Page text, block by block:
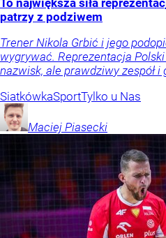
To największa siła
patrzy z podziwem
Trener Nikola Grbić i jego
wygrywać. Reprezentacja
nazwisk, ale prawdziwy zespół i
SiatkówkaSportTylko u Nas
Maciej Piasecki